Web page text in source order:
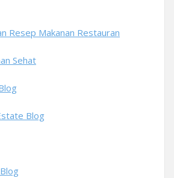
Resep Makanan Restauran
Sehat
Blog